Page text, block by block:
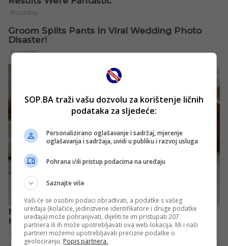
SOP.BA traži vašu dozvolu za korištenje ličnih
podataka za sljedeće:
Personalizirano oglašavanje i sadržaj, mjerenje
oglašavanja i sadržaja, uvidi u publiku i razvoj usluga
Pohrana i/ili pristup podacima na uređaju
Saznajte više
Vaši će se osobni podaci obrađivati, a podatke s vašeg
uređaja (kolačiće, jedinstvene identifikatore i druge podatke
uređaja) može pohranjivati, dijeliti te im pristupati 207
partnera ili ih može upotrebljavati ova web-lokacija. Mi i naši
partneri možemo upotrebljavati precizne podatke o
geolociranju. Popis partnera.